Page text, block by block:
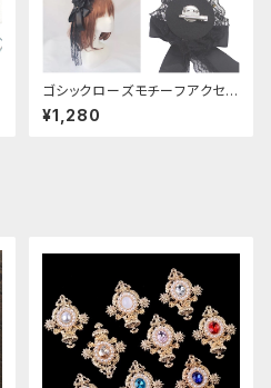
ゴシックローズモチーフアクセサ
リー
¥1,280